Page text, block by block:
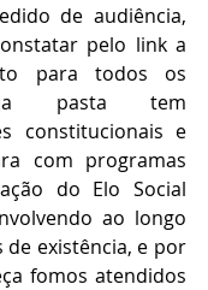
de audiência,
pelo link a
para todos os
pasta tem
constitucionais e
com programas
do Elo Social
ao longo
de existência, e por
fomos atendidos